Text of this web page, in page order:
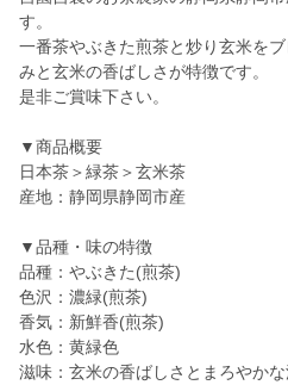
す。
一番茶やぶきた煎茶と炒り玄米を
みと玄米の香ばしさが特徴です。
是非ご賞味下さい。
▼商品概要
日本茶＞緑茶＞玄米茶
産地：静岡県静岡市産
▼品種・味の特徴
品種：やぶきた(煎茶)
色沢：濃緑(煎茶)
香気：新鮮香(煎茶)
水色：黄緑色
滋味：玄米の香ばしさとまろやか